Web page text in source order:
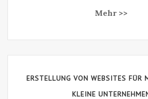
Mehr >>
ERSTELLUNG VON WEBSITES FÜR
KLEINE